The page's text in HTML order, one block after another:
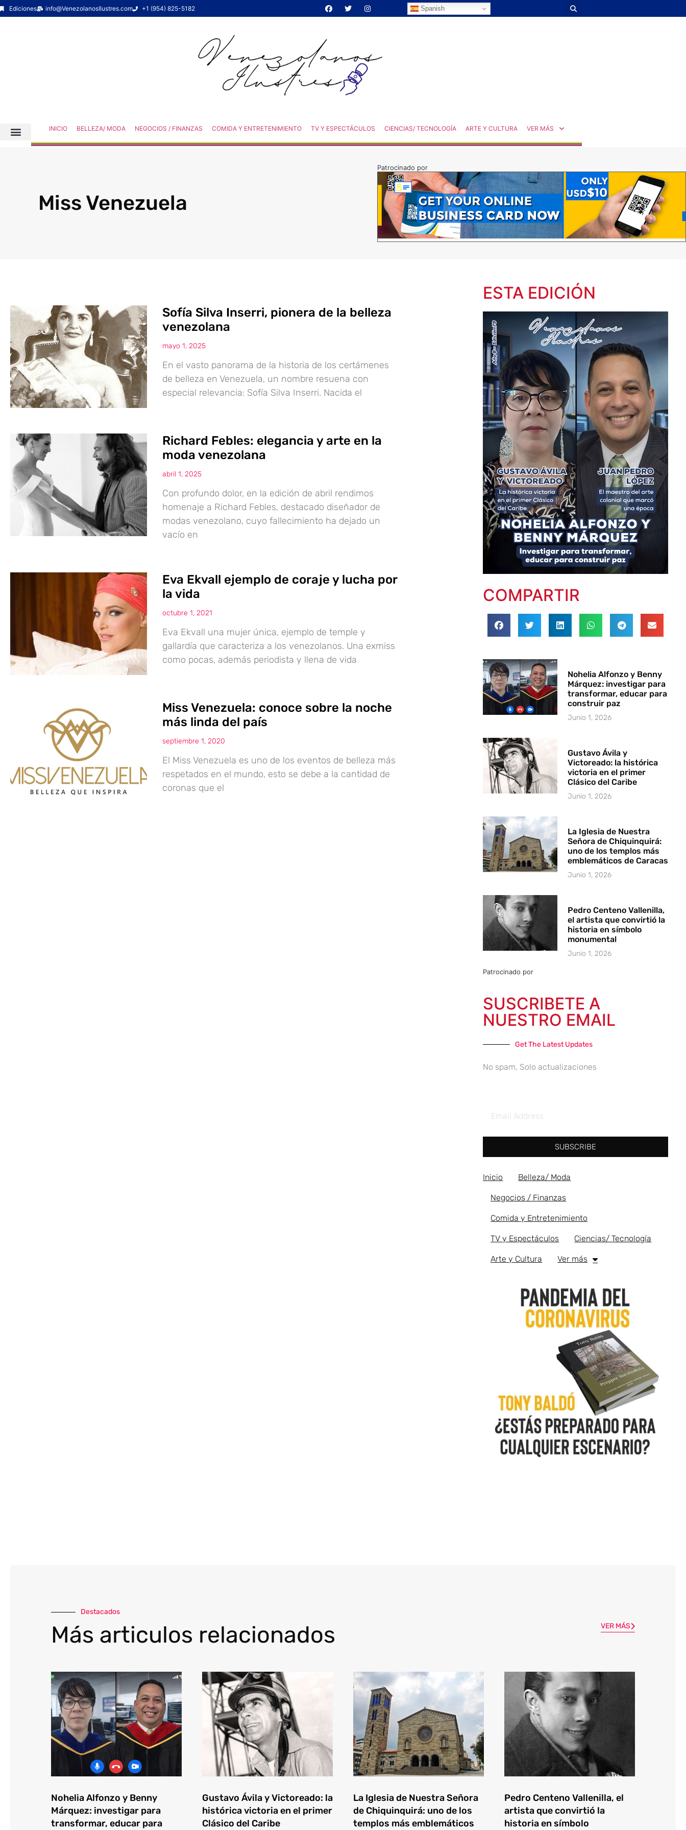
Ediciones info@VenezolanosIlustres.com +1 (954) 825-5182 Spanish
INICIO BELLEZA/ MODA NEGOCIOS / FINANZAS COMIDA Y ENTRETENIMIENTO TV Y ESPECTÁCULOS CIENCIAS/ TECNOLOGÍA ARTE Y CULTURA VER MÁS
Miss Venezuela
Patrocinado por
Sofía Silva Inserri, pionera de la belleza
venezolana
mayo 1, 2025
En el vasto panorama de la historia de los certámenes
de belleza en Venezuela, un nombre resuena con
especial relevancia: Sofía Silva Inserri. Nacida el
Richard Febles: elegancia y arte en la
moda venezolana
abril 1, 2025
Con profundo dolor, en la edición de abril rendimos
homenaje a Richard Febles, destacado diseñador de
modas venezolano, cuyo fallecimiento ha dejado un
vacío en
Eva Ekvall ejemplo de coraje y lucha por
la vida
octubre 1, 2021
Eva Ekvall una mujer única, ejemplo de temple y
gallardía que caracteriza a los venezolanos. Una exmiss
como pocas, además periodista y llena de vida
Miss Venezuela: conoce sobre la noche
más linda del país
septiembre 1, 2020
El Miss Venezuela es uno de los eventos de belleza más
respetados en el mundo, esto se debe a la cantidad de
coronas que el
ESTA EDICIÓN
COMPARTIR
Nohelia Alfonzo y Benny
Márquez: investigar para
transformar, educar para
construir paz
Junio 1, 2026
Gustavo Ávila y
Victoreado: la histórica
victoria en el primer
Clásico del Caribe
Junio 1, 2026
La Iglesia de Nuestra
Señora de Chiquinquirá:
uno de los templos más
emblemáticos de Caracas
Junio 1, 2026
Pedro Centeno Vallenilla,
el artista que convirtió la
historia en símbolo
monumental
Junio 1, 2026
Patrocinado por
SUSCRIBETE A
NUESTRO EMAIL
Get The Latest Updates
No spam, Solo actualizaciones
SUBSCRIBE
Inicio Belleza/ Moda
Negocios / Finanzas
Comida y Entretenimiento
TV y Espectáculos Ciencias/ Tecnología
Arte y Cultura Ver más
Destacados
Más articulos relacionados VER MÁS
Nohelia Alfonzo y Benny
Márquez: investigar para
transformar, educar para
Gustavo Ávila y Victoreado: la
histórica victoria en el primer
Clásico del Caribe
La Iglesia de Nuestra Señora
de Chiquinquirá: uno de los
templos más emblemáticos
Pedro Centeno Vallenilla, el
artista que convirtió la
historia en símbolo